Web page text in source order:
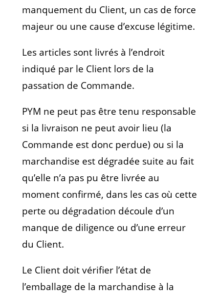
manquement du Client, un cas de force
majeur ou une cause d’excuse légitime.
Les articles sont livrés à l’endroit
indiqué par le Client lors de la
passation de Commande.
PYM ne peut pas être tenu responsable
si la livraison ne peut avoir lieu (la
Commande est donc perdue) ou si la
marchandise est dégradée suite au fait
qu’elle n’a pas pu être livrée au
moment confirmé, dans les cas où cette
perte ou dégradation découle d’un
manque de diligence ou d’une erreur
du Client.
Le Client doit vérifier l’état de
l’emballage de la marchandise à la